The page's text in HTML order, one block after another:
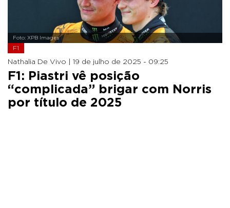
Foto: XPB Images
F1
Nathalia De Vivo | 19 de julho de 2025 - 09:25
F1: Piastri vê posição
“complicada” brigar com Norris
por título de 2025